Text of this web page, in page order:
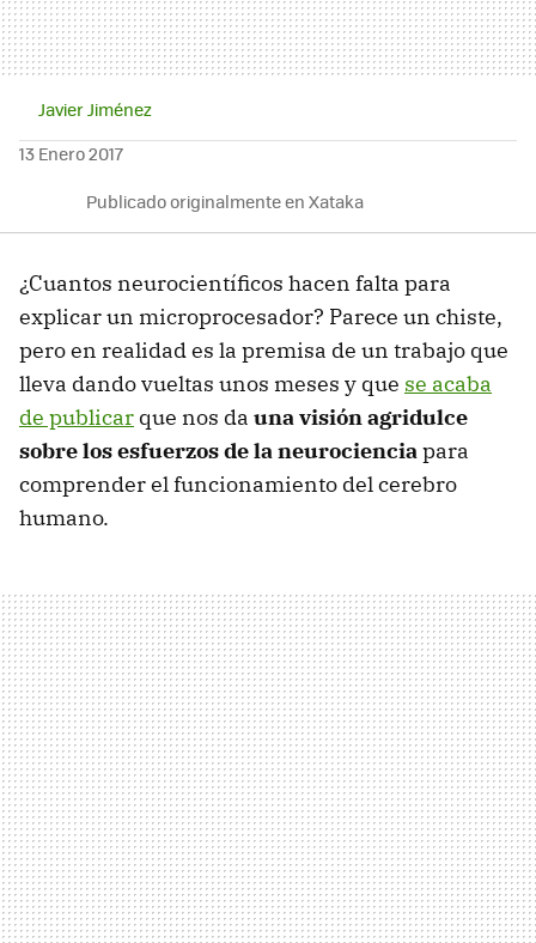
Javier Jiménez
13 Enero 2017
Publicado originalmente en Xataka
¿Cuantos neurocientíficos hacen falta para
explicar un microprocesador? Parece un chiste,
pero en realidad es la premisa de un trabajo que
lleva dando vueltas unos meses y que se acaba
de publicar que nos da una visión agridulce
sobre los esfuerzos de la neurocienciapara
comprender el funcionamiento del cerebro
humano.